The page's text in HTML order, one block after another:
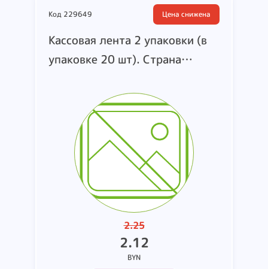
Код 229649 Цена снижена
Кассовая лента 2 упаковки (в
упаковке 20 шт). Страна
производитель не
установлены. вес - 1.50 кг.
2.25
2.12
BYN